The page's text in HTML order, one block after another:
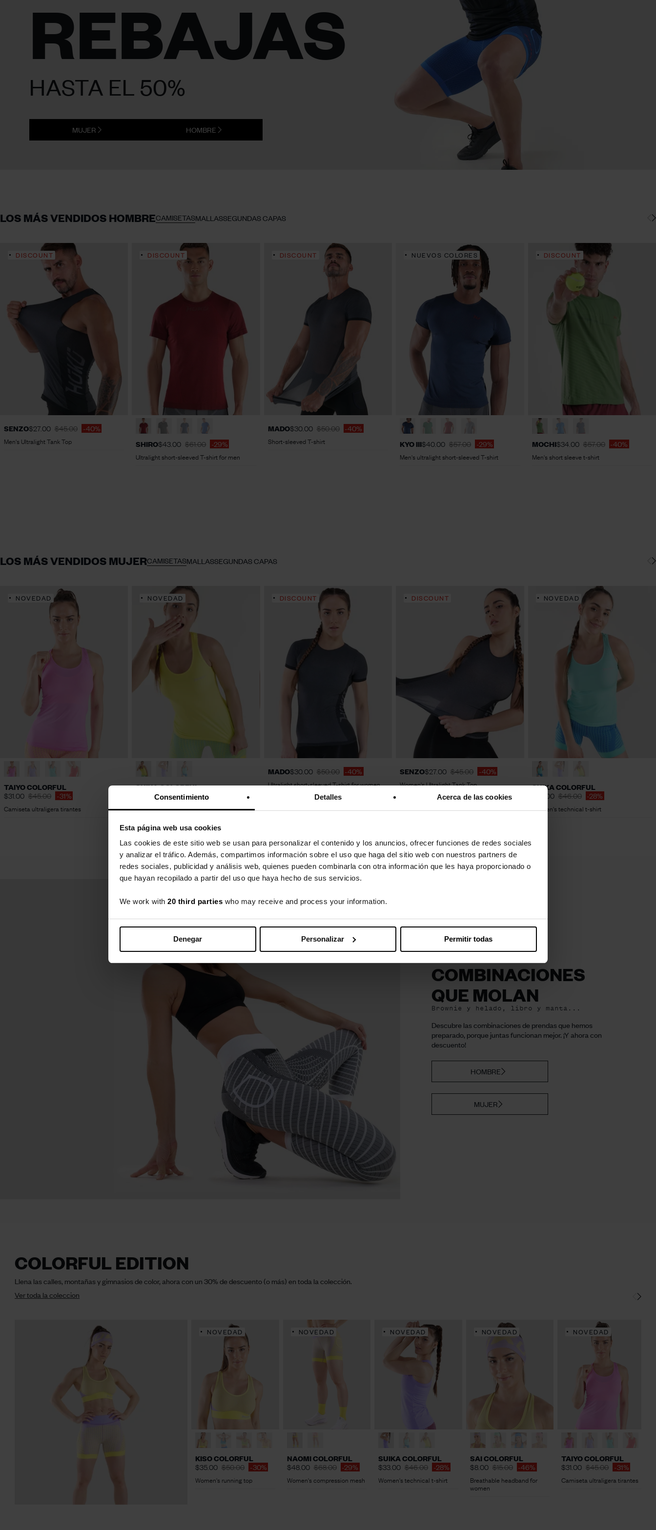
Consentimiento Detalles Acerca de las cookies
Esta página web usa cookies
Las cookies de este sitio web se usan para personalizar el contenido y los anuncios, ofrecer funciones de redes sociales
y analizar el tráfico. Además, compartimos información sobre el uso que haga del sitio web con nuestros partners de
redes sociales, publicidad y análisis web, quienes pueden combinarla con otra información que les haya proporcionado o
que hayan recopilado a partir del uso que haya hecho de sus servicios.
We work with 20 third parties who may receive and process your information.
Denegar Personalizar Permitir todas
REBAJAS
HASTA EL 50%
MUJER HOMBRE
LOS MÁS VENDIDOS HOMBRECAMISETASMALLASSEGUNDAS CAPAS
DISCOUNT
SENZO$27.00 $45.00 -40%
Men's Ultralight Tank Top
DISCOUNT
SHIRO$43.00 $61.00 -29%
Ultralight short-sleeved T-shirt for men
S XL
DISCOUNT
MADO$30.00 $50.00 -40%
Short-sleeved T-shirt
NUEVOS COLORES
KYO III$40.00 $57.00 -29%
Men's ultralight short-sleeved T-shirt
DISCOUNT
MOCHI$34.00 $57.00 -40%
Men's short sleeve t-shirt
LOS MÁS VENDIDOS MUJERCAMISETASMALLASSEGUNDAS CAPAS
NOVEDAD
TAIYO COLORFUL
$31.00 $45.00 -31%
Camiseta ultraligera tirantes
NOVEDAD
SUIKA COLORFUL
$33.00 $46.00 -28%
Women's technical t-shirt
DISCOUNT
MADO$30.00 $50.00 -40%
Ultralight short-sleeved T-shirt for women
DISCOUNT
SENZO$27.00 $45.00 -40%
Women's Ultralight Tank Top
MLXL
NOVEDAD
SUIKA COLORFUL
$33.00 $46.00 -28%
Women's technical t-shirt
COMBINACIONES
QUE MOLAN
Brownie y helado, libro y manta...
Descubre las combinaciones de prendas que hemos
preparado, porque juntas funcionan mejor. ¡Y ahora con
descuento!
HOMBRE
MUJER
COLORFUL EDITION
Llena las calles, montañas y gimnasios de color, ahora con un 30% de descuento (o más) en toda la colección.
Ver toda la coleccion
NOVEDAD
KISO COLORFUL
$35.00 $50.00 -30%
Women's running top
NOVEDAD
NAOMI COLORFUL
$48.00 $68.00 -29%
Women's compression mesh
NOVEDAD
SUIKA COLORFUL
$33.00 $46.00 -28%
Women's technical t-shirt
NOVEDAD
SAI COLORFUL
$8.00 $15.00 -46%
Breathable headband for
women
NOVEDAD
TAIYO COLORFUL
$31.00 $45.00 -31%
Camiseta ultraligera tirantes